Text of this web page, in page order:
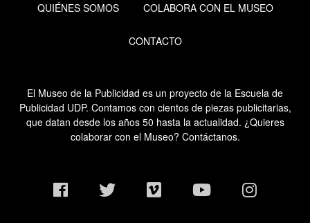
QUIÉNES SOMOS COLABORA CON EL MUSEO
CONTACTO
El Museo de la Publicidad es un proyecto de la Escuela de
Publicidad UDP. Contamos con cientos de piezas publicitarias,
que datan desde los años 50 hasta la actualidad. ¿Quieres
colaborar con el Museo? Contáctanos.